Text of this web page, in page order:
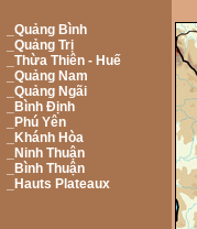
_Quảng Bình
_Quảng Trị
_Thừa Thiên - Huế
_Quảng Nam
_Quảng Ngãi
_Bình Định
_Phú Yên
_Khánh Hòa
_Ninh Thuận
_Bình Thuận
_Hauts Plateaux